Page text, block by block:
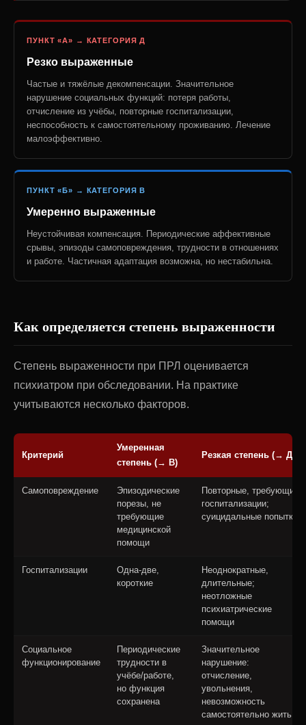
ПУНКТ «А» → КАТЕГОРИЯ Д
Резко выраженные
Частые и тяжёлые декомпенсации. Значительное
нарушение социальных функций: потеря работы,
отчисление из учёбы, повторные госпитализации,
неспособность к самостоятельному проживанию. Лечение
малоэффективно.
ПУНКТ «Б» → КАТЕГОРИЯ В
Умеренно выраженные
Неустойчивая компенсация. Периодические аффективные
срывы, эпизоды самоповреждения, трудности в отношениях
и работе. Частичная адаптация возможна, но нестабильна.
Как определяется степень выраженности
Степень выраженности при ПРЛ оценивается
психиатром при обследовании. На практике
учитываются несколько факторов.
Критерий
Умеренная
степень (→ В)
Резкая степень (→ Д)
Самоповреждение
Эпизодические
порезы, не
требующие
медицинской
помощи
Повторные, требующие
госпитализации;
суицидальные попытки
Госпитализации
Одна-две,
короткие
Неоднократные,
длительные;
неотложные
психиатрические
помощи
Социальное
функционирование
Периодические
трудности в
учёбе/работе,
но функция
сохранена
Значительное
нарушение:
отчисление,
увольнения,
невозможность
самостоятельно жить